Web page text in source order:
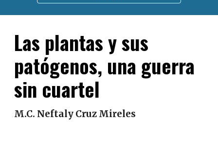
Las plantas y sus
patógenos, una guerra
sin cuartel
M.C. Neftaly Cruz Mireles